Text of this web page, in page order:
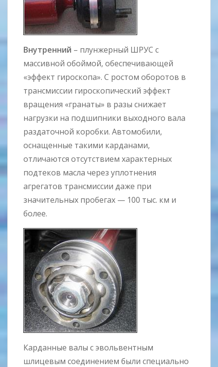
Внутренний – плунжерный ШРУС с
массивной обоймой, обеспечивающей
«эффект гироскопа». С ростом оборотов в
трансмиссии гироскопический эффект
вращения «гранаты» в разы снижает
нагрузки на подшипники выходного вала
раздаточной коробки. Автомобили,
оснащенные такими карданами,
отличаются отсутствием характерных
подтеков масла через уплотнения
агрегатов трансмиссии даже при
значительных пробегах — 100 тыс. км и
более.
Карданные валы с эвольвентным
шлицевым соединением были специально